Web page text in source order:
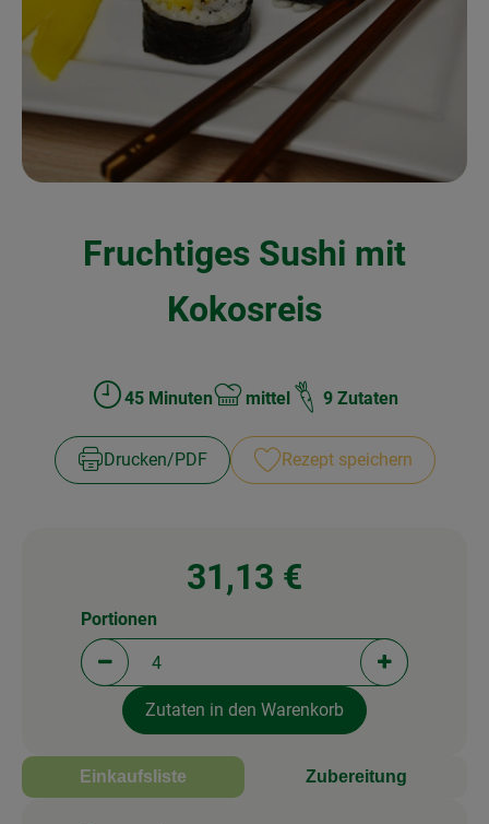
Kochen & Backen
Naturkost
Drogerie
Veranstaltungen
Fruchtiges Sushi mit
Kokosreis
Zubreitungszeit:
45 Minuten
Schwierigkeit:
mittel 9 Zutaten
Drucken​/​PDF Rezept speichern
31,13 €
Portionen verringern (aktuell 4 Portionen
Portionen
Portionen
Zutaten in den Warenkorb
Einkaufsliste Zubereitung